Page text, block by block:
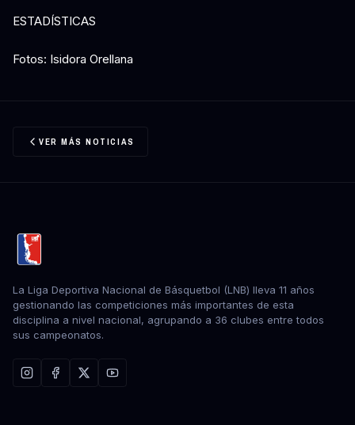
ESTADÍSTICAS
Fotos: Isidora Orellana
VER MÁS NOTICIAS
La Liga Deportiva Nacional de Básquetbol (LNB) lleva 11 años
gestionando las competiciones más importantes de esta
disciplina a nivel nacional, agrupando a 36 clubes entre todos
sus campeonatos.